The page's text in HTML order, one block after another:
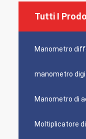
Tutti I
Manometro
manometro
Manometro di
Moltiplicatore